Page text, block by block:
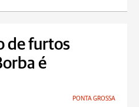
de furtos
é
PONTA GROSSA